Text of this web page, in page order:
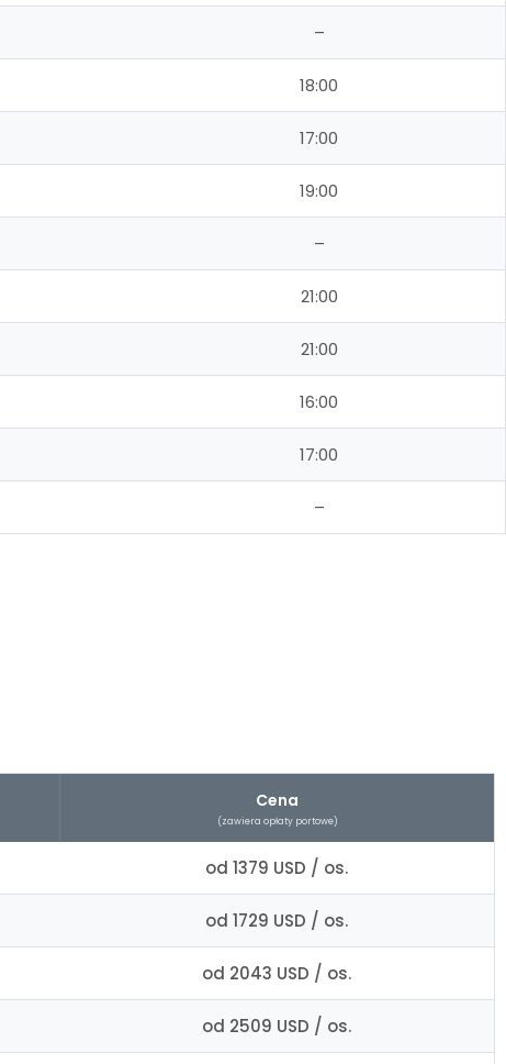
–
18:00
17:00
19:00
–
21:00
21:00
16:00
17:00
–
Cena
(zawiera opłaty portowe)
od 1379 USD / os.
od 1729 USD / os.
od 2043 USD / os.
od 2509 USD / os.